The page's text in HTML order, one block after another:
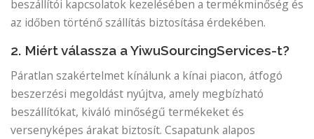
beszállítói kapcsolatok kezelésében a termékminőség és
az időben történő szállítás biztosítása érdekében.
2. Miért válassza a YiwuSourcingServices-t?
Páratlan szakértelmet kínálunk a kínai piacon, átfogó
beszerzési megoldást nyújtva, amely megbízható
beszállítókat, kiváló minőségű termékeket és
versenyképes árakat biztosít. Csapatunk alapos